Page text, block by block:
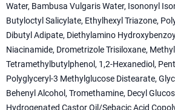
Water, Bambusa Vulgaris Water, Isononyl
Butyloctyl Salicylate, Ethylhexyl Triazone,
Dibutyl Adipate, Diethylamino
Niacinamide, Drometrizole Trisiloxane,
Tetramethylbutylphenol, 1,2-Hexanediol,
Polyglyceryl-3 Methylglucose Distearate,
Behenyl Alcohol, Tromethamine, Decyl
Hydrogenated Castor Oil/Sebacic Acid